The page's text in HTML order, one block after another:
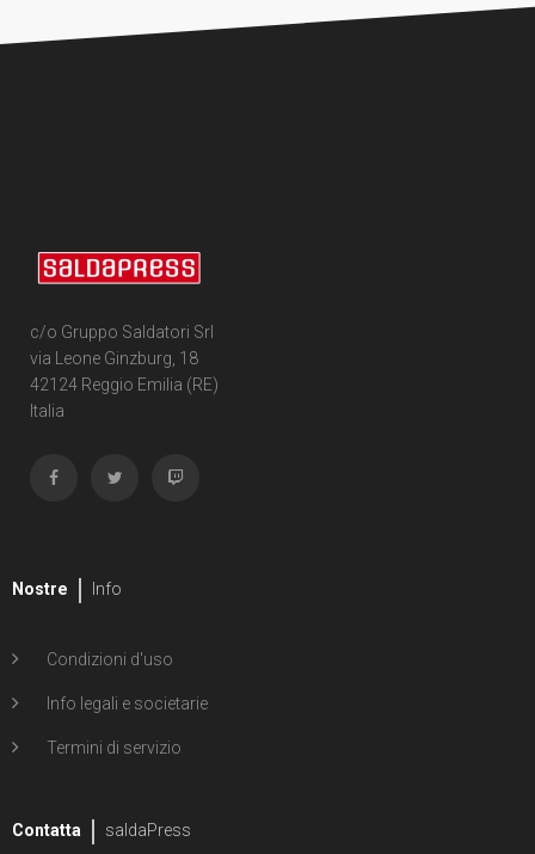
c/o Gruppo Saldatori Srl
via Leone Ginzburg, 18
42124 Reggio Emilia (RE)
Italia
Nostre Info
Condizioni d'uso
Info legali e societarie
Termini di servizio
Contatta saldaPress